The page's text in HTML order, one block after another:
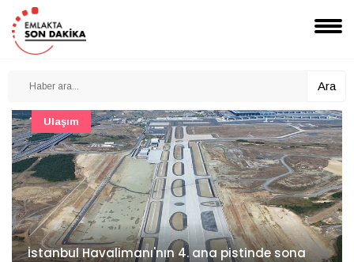
Ara
İzocam'da Metriks Sistemi ile akıllı üretim
Şirket Haberleri